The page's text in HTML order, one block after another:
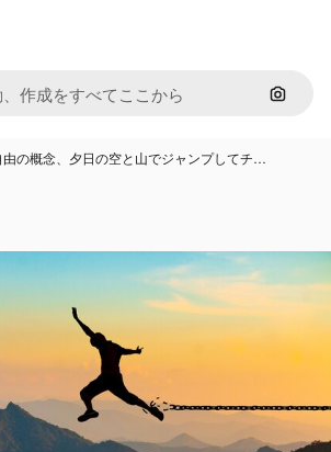
画像で
由の概念、夕日の空と山でジャンプしてチ…